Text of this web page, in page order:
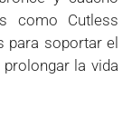
como Cutless
para soportar el
la vida